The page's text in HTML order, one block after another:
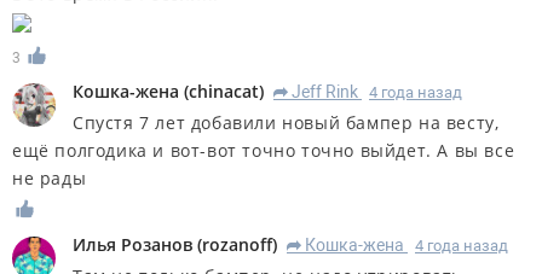
3
Кошка-жена (chinacat) R Jeff Rink 4 года назад
Спустя 7 лет добавили новый бампер на весту,
ещё полгодика и вот-вот точно точно выйдет. А вы все
не рады
Илья Розанов (rozanoff) R Кошка-жена 4 года назад